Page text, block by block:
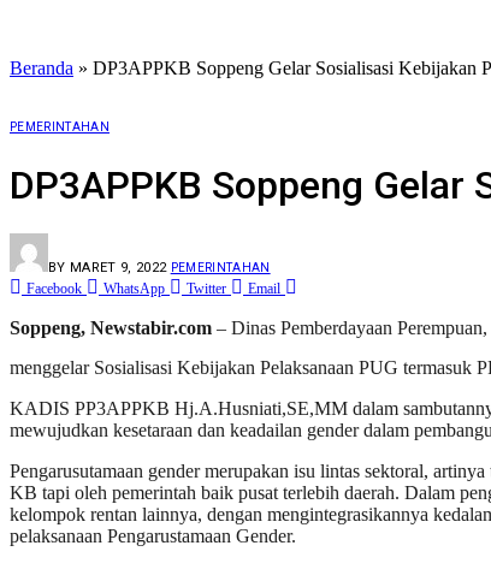
Beranda » DP3APPKB Soppeng Gelar Sosialisasi Kebijakan
PEMERINTAHAN
DP3APPKB Soppeng Gelar
BY MARET 9, 2022 PEMERINTAHAN
Facebook WhatsApp Twitter Email
Soppeng, Newstabir.com – Dinas Pemberdayaan
menggelar Sosialisasi Kebijakan Pelaksanaan PUG
KADIS PP3APPKB Hj.A.Husniati,SE,MM dalam
mewujudkan kesetaraan dan keadailan gender dalam
Pengarusutamaan gender merupakan isu lintas sektoral,
KB tapi oleh pemerintah baik pusat terlebih daerah. Dalam
kelompok rentan lainnya, dengan mengintegrasikannya
pelaksanaan Pengarustamaan Gender.